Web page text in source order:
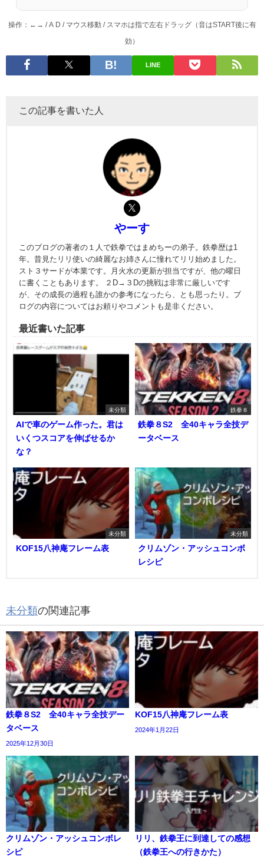
操作：←→ / A D / マウス移動 / スマホは指で左右ドラッグ（音はSTART後に有
効）
LINE
この記事を書いた人
やーす
このブログの著者の１人で鉄拳ではまめちーの弟子。鉄拳歴は1
年。昔見たリリ使いの綺麗なお姉さんに憧れてリリ始めました。
スト３サードが本業です。月火水の更新が担当ですが、他の曜日
に書くこともあります。 ２D→３Dの挑戦は非常に厳しいです
が、その成長の過程も誰かの参考になったら、とも思ったり。ブ
ログの内容についてはお頼りやコメントも是非ください。
最近書いた記事
未分類
AIで車のゲーム作った。君は
いくつスコアを伸ばせるか
な？
鉄拳８
鉄拳８S2 全40キャラ全技デ
ータベース
未分類
KOF15八神庵フレーム表
未分類
クリムゾン・アッシュコンボ
レシピ
未分類の関連記事
鉄拳８S2 全40キャラ全技デー
タベース
2025年12月30日
KOF15八神庵フレーム表
2024年1月22日
クリムゾン・アッシュコンボレ
シピ
リリ、鉄拳王に到達しての感想
（鉄拳王への行きかた）